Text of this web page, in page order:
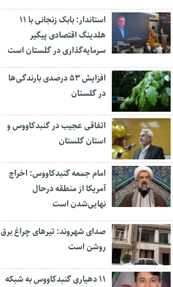
استاندار: بابک زنجانی با ۱۱
هلدینگ اقتصادی پیگیر
سرمایه‌گذاری در گلستان است
افزایش ۵۳ درصدی بارندگی‌ها
در گلستان
اتفاقی عجیب در‌ گنبدکاووس و
استان گلستان
امام جمعه گنبدکاووس: اخراج
آمریکا از منطقه درحال
نهایی‌شدن است
صدای شهروند: تیرهای چراغ برق
روشن است
۱۱ دهیاری گنبدکاووس به شبکه